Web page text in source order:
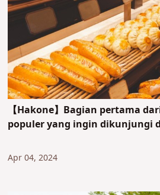
【Hakone】Bagian pertama
populer yang ingin dikunjungi
Apr 04, 2024